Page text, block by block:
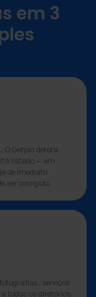
em 3
O Getpin deteta
listado — em
de imediato
ser corrigido.
serviços
todos os diretórios.